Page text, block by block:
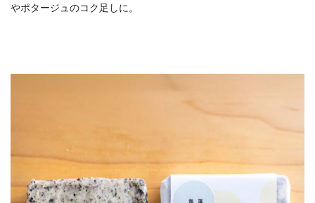
やポタージュのコク足しに。